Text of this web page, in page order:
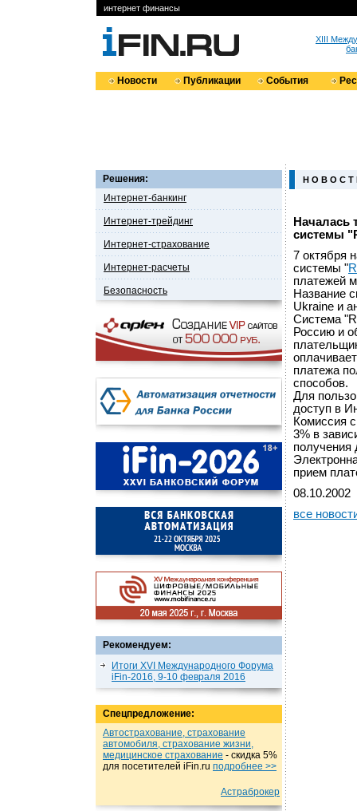
интернет финансы
XIII
Новости Публикации События
Решения:
Интернет-банкинг
Интернет-трейдинг
Интернет-страхование
Интернет-расчеты
Безопасность
Рекомендуем:
Итоги XVI Международного Форума
iFin-2016, 9-10 февраля 2016
Спецпредложение:
Автострахование, страхование
автомобиля, страхование жизни,
медицинское страхование - cкидка 5%
для посетителей iFin.ru подробнеe >>
Астраброкер
Н О В О С Т
Началась
системы
7 октября
системы "
платежей
Название
Ukraine и
Система
Россию и
платежа
способов.
Для
доступ в
Комиссия
3% в
получения
прием
08.10.2002
все